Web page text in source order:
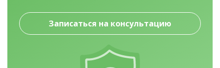
Записаться на консультацию